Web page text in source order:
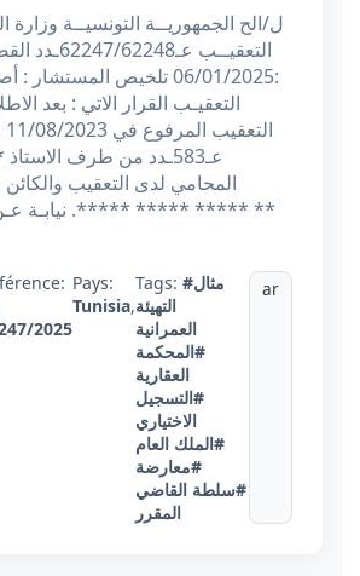
ل/الح الجمهوريــة التونسيــة وزارة
التعقيــب
:06/01/2025 تلخيص
التعقيـب القرار الاتي : بعد
عـ583ـدد من طرف
المحامي لدى التعقيب
***** ***** *****. نيابـة عـن : ***** بنت **
2025
Pays:
Tunisia,
Tags: #مثال
التهيئة
العمرانية
#المحكمة
العقارية
#التسجيل
الاختياري
#الملك العام
#معارضة
#سلطة القاضي
المقرر
ar